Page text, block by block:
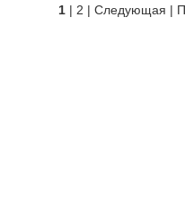
1 | 2 | Следующая |